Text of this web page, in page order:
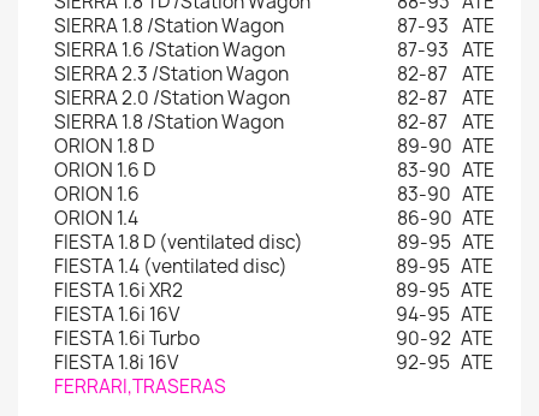
SIERRA 1.8 /Station Wagon
87-93 ATE
SIERRA 1.6 /Station Wagon
87-93 ATE
SIERRA 2.3 /Station Wagon
82-87
ATE
SIERRA 2.0 /Station Wagon
82-87
ATE
SIERRA 1.8 /Station Wagon
82-87
ATE
ORION 1.8 D
89-90 ATE
ORION 1.6 D
83-90 ATE
ORION 1.6
83-90 ATE
ORION 1.4
86-90 ATE
FIESTA 1.8 D (ventilated disc)
89-95 ATE
FIESTA 1.4 (ventilated disc)
89-95 ATE
FIESTA 1.6i XR2
89-95 ATE
FIESTA 1.6i 16V
94-95 ATE
FIESTA 1.6i Turbo
90-92 ATE
FIESTA 1.8i 16V
92-95 ATE
FERRARI,TRASERAS